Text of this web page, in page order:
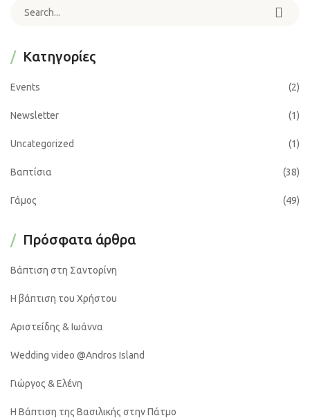
Search for:
Kατηγορίες
Events (2)
Newsletter (1)
Uncategorized (1)
Βαπτίσια (38)
Γάμος (49)
Πρόσφατα άρθρα
Βάπτιση στη Σαντορίνη
Η βάπτιση του Χρήστου
Αριστείδης & Ιωάννα
Wedding video @Andros Island
Γιώργος & Ελένη
Η Βάπτιση της Βασιλικής στην Πάτμο